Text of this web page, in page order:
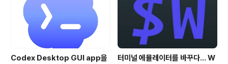
1600달러 정도 였던것으로 기억이 됩니다. 키보..
Codex Desktop GUI app을
터미널 에뮬레이터를 바꾸다... W